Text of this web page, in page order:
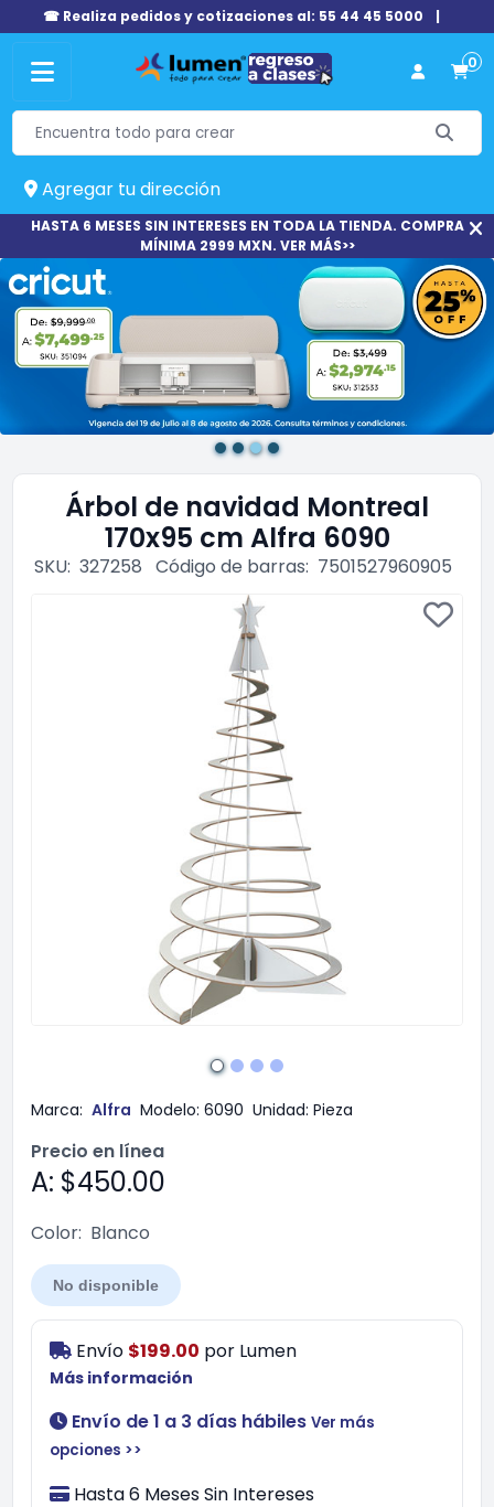
☎ Realiza pedidos y cotizaciones al: 55 44 45 5000 |
0
Agregar tu dirección
HASTA 6 MESES SIN INTERESES EN TODA LA TIENDA. COMPRA
MÍNIMA 2999 MXN. VER MÁS>>
Árbol de navidad Montreal
170x95 cm Alfra 6090
SKU: 327258 Código de barras: 7501527960905
Marca: Alfra Modelo: 6090 Unidad: Pieza
Precio en línea
A: $450.00
Color: Blanco
No disponible
Envío $199.00 por Lumen
Más información
Envío de 1 a 3 días hábiles Ver más
opciones >>
Hasta 6 Meses Sin Intereses